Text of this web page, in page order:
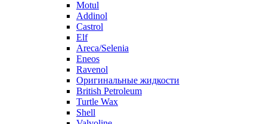
Motul
Addinol
Castrol
Elf
Areca/Selenia
Eneos
Ravenol
Оригинальные жидкости
British Petroleum
Turtle Wax
Shell